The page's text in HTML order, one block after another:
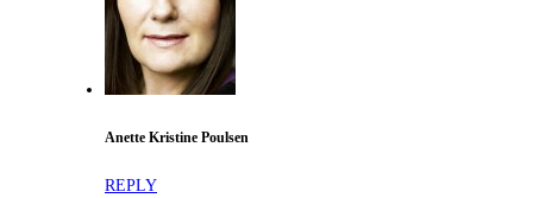
Anette Kristine Poulsen
REPLY